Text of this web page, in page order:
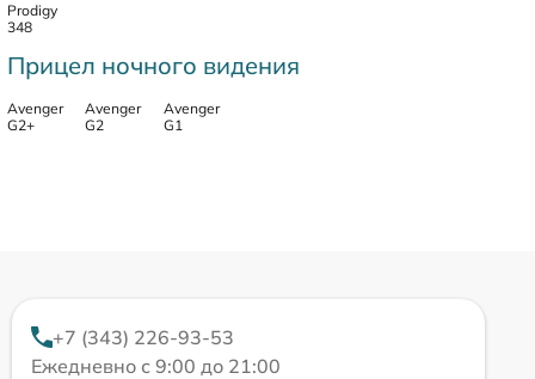
Prodigy
348
Прицел ночного видения
Avenger
G2+
Avenger
G2
Avenger
G1
+7 (343) 226-93-53
Ежедневно с 9:00 до 21:00